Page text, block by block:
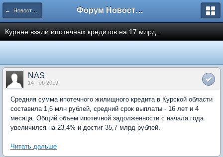
← Новости рынка недвижимости Форум Новостройки
Куряне взяли ипотечных кредитов на 17 млрд...
NAS
14 Feb 2019
Средняя сумма ипотечного жилищного кредита в Курской области
составила 1,6 млн рублей, средний срок выплаты - 16 лет и 4
месяца. Общий объем ипотечной задолженности с начала года
увеличился на 23,4% и достиг 35,7 млрд рублей.
Читать дальше